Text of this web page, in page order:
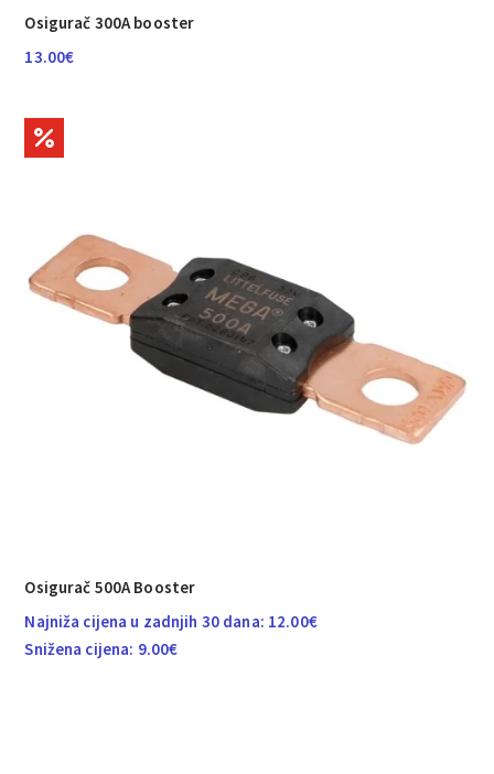
Osigurač 300A booster
13.00€
Osigurač 500A Booster
Najniža cijena u zadnjih 30 dana: 12.00€
Snižena cijena: 9.00€